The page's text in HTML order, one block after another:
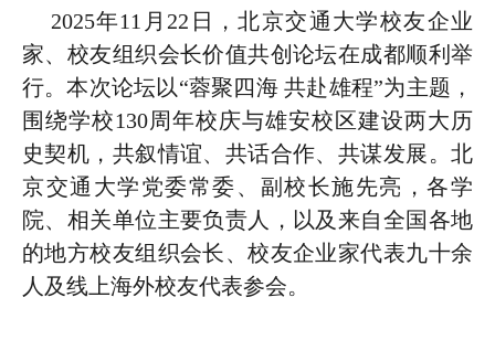
2025年11月22日，北京交通大学校友企业
家、校友组织会长价值共创论坛在成都顺利举
行。本次论坛以“蓉聚四海 共赴雄程”为主题，
围绕学校130周年校庆与雄安校区建设两大历
史契机，共叙情谊、共话合作、共谋发展。北
京交通大学党委常委、副校长施先亮，各学
院、相关单位主要负责人，以及来自全国各地
的地方校友组织会长、校友企业家代表九十余
人及线上海外校友代表参会。